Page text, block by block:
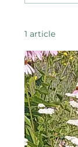
1 article